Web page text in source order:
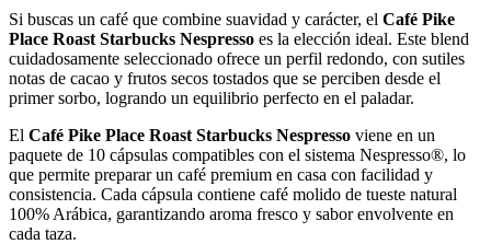
Si buscas un café que combine suavidad y carácter, el Café Pike
Place Roast Starbucks Nespresso es la elección ideal. Este blend
cuidadosamente seleccionado ofrece un perfil redondo, con sutiles
notas de cacao y frutos secos tostados que se perciben desde el
primer sorbo, logrando un equilibrio perfecto en el paladar.
El Café Pike Place Roast Starbucks Nespresso viene en un
paquete de 10 cápsulas compatibles con el sistema Nespresso®, lo
que permite preparar un café premium en casa con facilidad y
consistencia. Cada cápsula contiene café molido de tueste natural
100% Arábica, garantizando aroma fresco y sabor envolvente en
cada taza.